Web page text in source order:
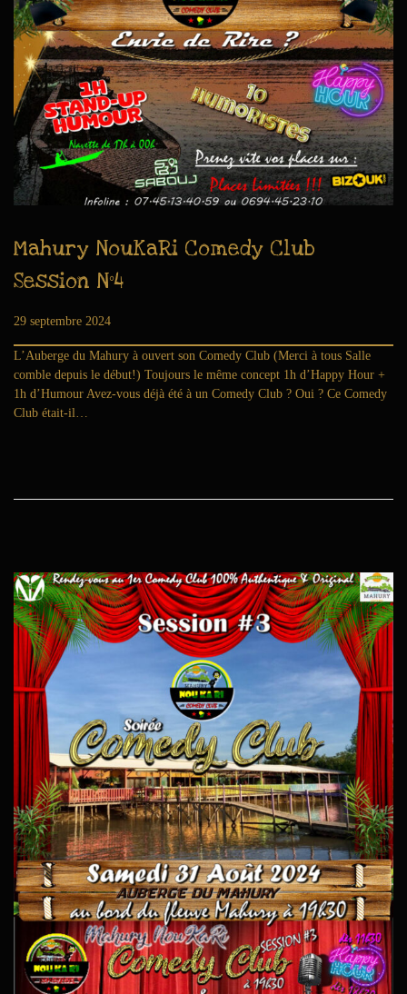
Mahury NouKaRi Comedy Club
Session N°4
Publié le
29 septembre 2024
o
û
t
L’Auberge du Mahury à ouvert son Comedy Club (Merci à tous Salle
comble depuis le début!) Toujours le même concept 1h d’Happy Hour +
1h d’Humour Avez-vous déjà été à un Comedy Club ? Oui ? Ce Comedy
Club était-il…